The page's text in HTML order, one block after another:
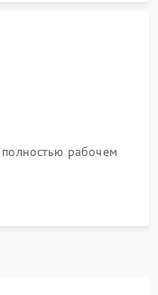
рабочем